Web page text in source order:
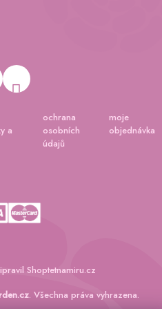
a
ochrana
osobních
údajů
moje
objednávka
Shoptetnamiru.cz
. Všechna práva vyhrazena.